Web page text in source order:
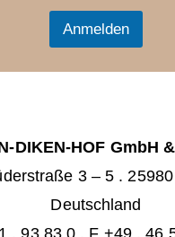
Anmelden
DIKEN-HOF GmbH
3 – 5 .
Deutschland
. 93 83 0 . F +49 . 46